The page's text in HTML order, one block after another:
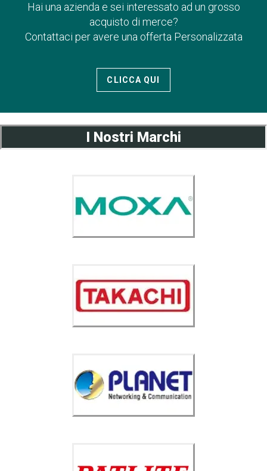
Hai una azienda e sei interessato ad un grosso
acquisto di merce?
Contattaci per avere una offerta Personalizzata
CLICCA QUI
I Nostri Marchi